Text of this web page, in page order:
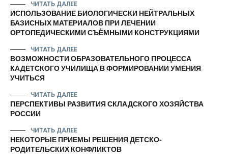
ЧИТАТЬ ДАЛЕЕ
ИСПОЛЬЗОВАНИЕ БИОЛОГИЧЕСКИ НЕЙТРАЛЬНЫХ
БАЗИСНЫХ МАТЕРИАЛОВ ПРИ ЛЕЧЕНИИ
ОРТОПЕДИЧЕСКИМИ СЪЁМНЫМИ КОНСТРУКЦИЯМИ
ЧИТАТЬ ДАЛЕЕ
ВОЗМОЖНОСТИ ОБРАЗОВАТЕЛЬНОГО ПРОЦЕССА
КАДЕТСКОГО УЧИЛИЩА В ФОРМИРОВАНИИ УМЕНИЯ
УЧИТЬСЯ
ЧИТАТЬ ДАЛЕЕ
ПЕРСПЕКТИВЫ РАЗВИТИЯ СКЛАДСКОГО ХОЗЯЙСТВА
РОССИИ
ЧИТАТЬ ДАЛЕЕ
НЕКОТОРЫЕ ПРИЕМЫ РЕШЕНИЯ ДЕТСКО-
РОДИТЕЛЬСКИХ КОНФЛИКТОВ